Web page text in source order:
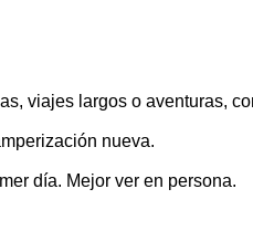
viajes largos o aventuras,
nueva.
día. Mejor ver en persona.